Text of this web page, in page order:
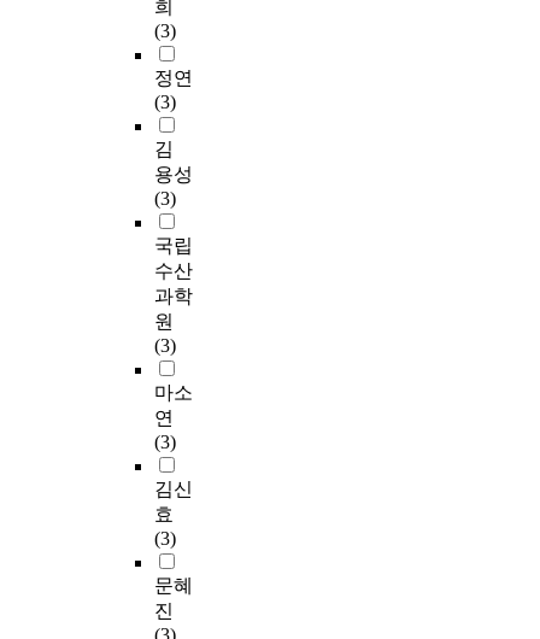
희
(3)
정연
(3)
김
용성
(3)
국립
수산
과학
원
(3)
마소
연
(3)
김신
효
(3)
문혜
진